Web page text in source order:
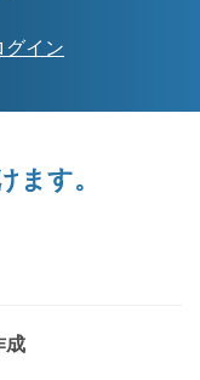
イン
ます。
成